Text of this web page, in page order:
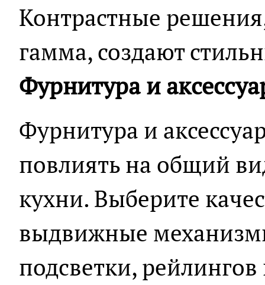
Контрастные
гамма, создают
Фурнитура и
Фурнитура и
повлиять на общий
кухни. Выберите
выдвижные
подсветки,